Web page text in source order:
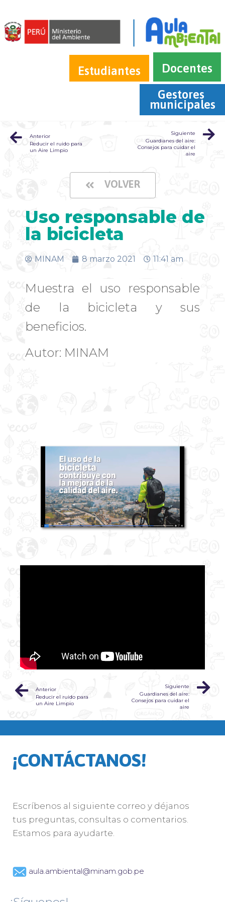
Estudiantes
Docentes
Gestores
municipales
Anterior
Reducir el ruido para
un Aire Limpio
Siguiente
Guardianes del aire:
Consejos para cuidar el
aire
VOLVER
Uso responsable de
la bicicleta
MINAM 8 marzo 2021 11:41 am
Muestra el uso responsable
de la bicicleta y sus
beneficios.
Autor: MINAM
Anterior
Reducir el ruido para
un Aire Limpio
Siguiente
Guardianes del aire:
Consejos para cuidar el
aire
¡CONTÁCTANOS!
Escríbenos al siguiente correo y déjanos
tus preguntas, consultas o comentarios.
Estamos para ayudarte.
aula.ambiental@minam.gob.pe